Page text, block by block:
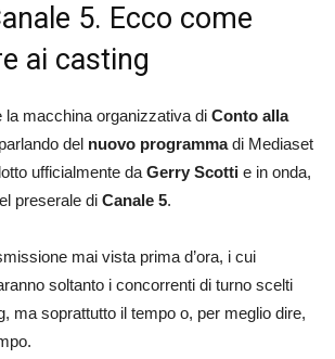
5. Ecco come
ai casting
la macchina organizzativa di Conto alla
del nuovo programmadi Mediaset
ufficialmente da Gerry Scotti e in onda,
preserale di Canale 5.
mai vista prima d’ora, i cui
soltanto i concorrenti di turno scelti
ma soprattutto il tempo o, per meglio dire,